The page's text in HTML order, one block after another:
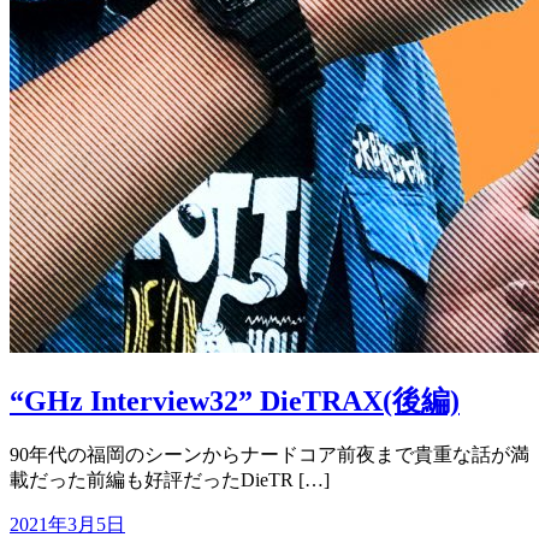
“GHz Interview32” DieTRAX(後編)
90年代の福岡のシーンからナードコア前夜まで貴重な話が満
載だった前編も好評だったDieTR […]
2021年3月5日